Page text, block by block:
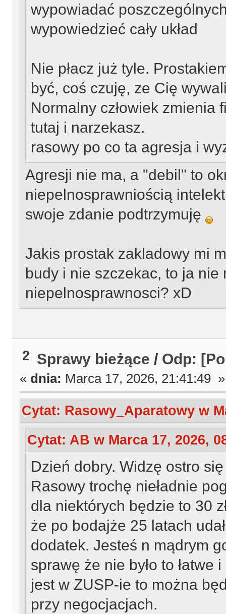
wypowiadać
wypowiedzieć cały układ
Nie płacz już tyle.
być, coś czuję, ze Cię
Normalny człowiek zmienia
tutaj i narzekasz.
rasowy po co ta agresja i
Agresji nie ma, a "debil" to
niepelnosprawniością
swoje zdanie podtrzymuję
Jakis prostak zakladowy mi
budy i nie szczekac, to ja
niepelnosprawnosci? xD
2 Sprawy bieżące / Odp:
« dnia: Marca 17, 2026, 21:41:49 »
Cytat: Rasowy_Aparatowy w
Cytat: AB w Marca 17, 2026,
Dzień dobry. Widzę ostro
Rasowy trochę nieładnie
dla niektórych będzie to 30
że po bodajże 25 latach
dodatek. Jesteś n mądrym
sprawę że nie było to
jest w ZUSP-ie to można
przy negocjacjach.